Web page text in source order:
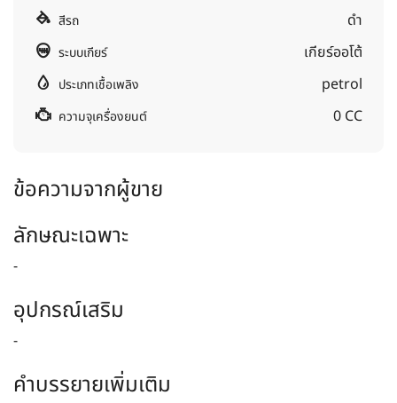
สีรถ
ดำ
ระบบเกียร์ เกียร์ออโต้
ประเภทเชื้อเพลิง petrol
ความจุเครื่องยนต์ 0 CC
ข้อความจากผู้ขาย
ลักษณะเฉพาะ
-
อุปกรณ์เสริม
-
คำบรรยายเพิ่มเติม